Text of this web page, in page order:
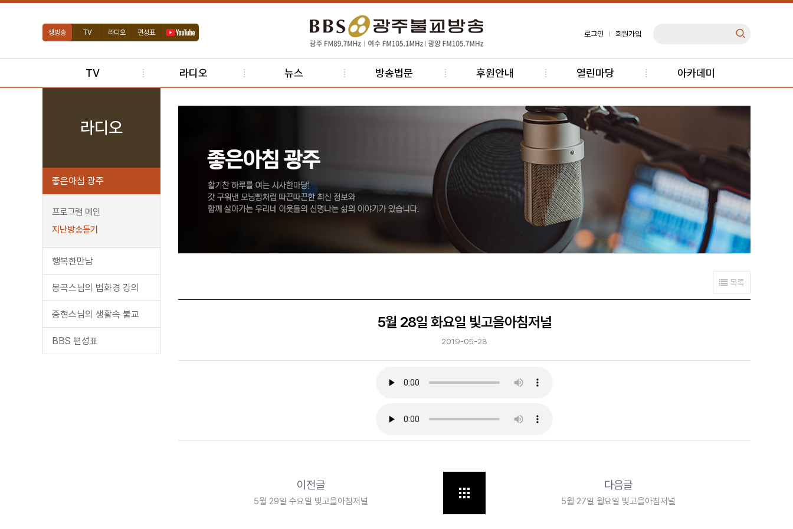
생방송 TV 라디오 편성표 로그인 회원가입
TV 라디오 뉴스 방송법문 후원안내 열린마당 아카데미
라디오
좋은아침 광주
프로그램 메인
지난방송듣기
행복한만남
봉곡스님의 법화경 강의
중현스님의 생활속 불교
BBS 편성표
목록
5월 28일 화요일 빛고을아침저널
2019-05-28
이전글
5월 29일 수요일 빛고을아침저널
다음글
5월 27일 월요일 빛고을아침저널